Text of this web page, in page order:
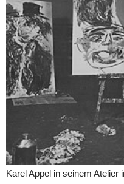
Karel Appel in seinem Atelier